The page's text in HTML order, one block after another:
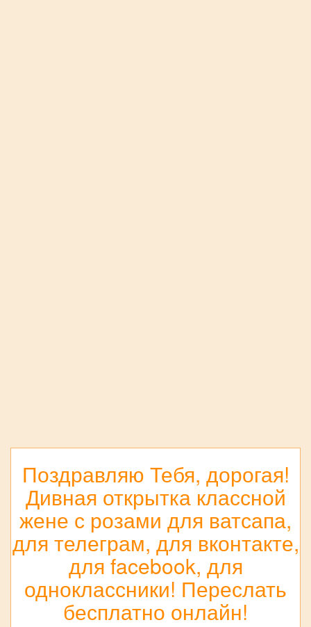
Поздравляю Тебя, дорогая!
Дивная открытка классной
жене с розами для ватсапа,
для телеграм, для вконтакте,
для facebook, для
одноклассники! Переслать
бесплатно онлайн!